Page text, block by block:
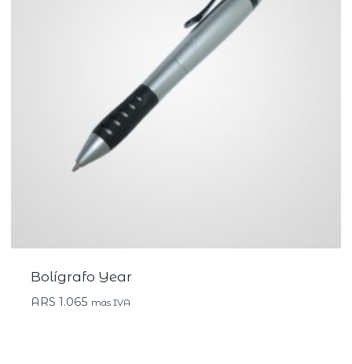
Bolígrafo Year
ARS 1.065 más IVA